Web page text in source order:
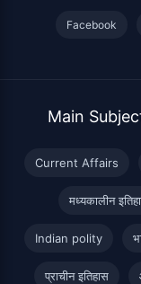
Facebook
Main
Current Affairs
मध्यकालीन
Indian polity
प्राचीन इतिहास